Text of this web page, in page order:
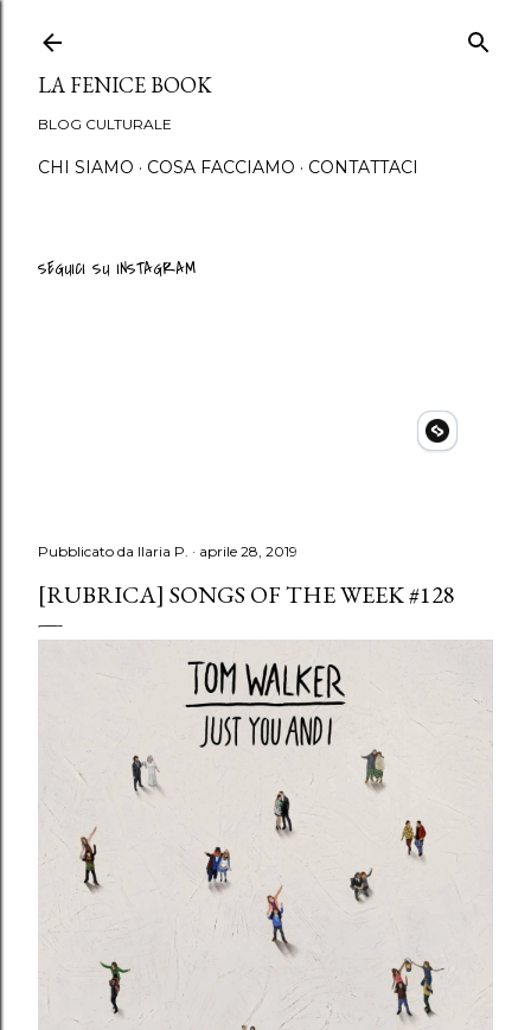
LA FENICE BOOK
BLOG CULTURALE
CHI SIAMO COSA FACCIAMO CONTATTACI
SEGUICI SU INSTAGRAM
Pubblicato da Ilaria P. aprile 28, 2019
[RUBRICA] SONGS OF THE WEEK #128